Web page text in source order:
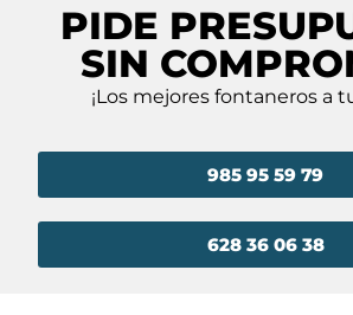
PIDE
SIN
¡Los mejores fontaneros a
628 36 06 38
985 95 59 79